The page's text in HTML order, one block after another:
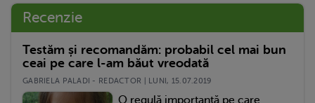
Recenzie
Testăm și recomandăm: probabil cel mai bun
ceai pe care l-am băut vreodată
GABRIELA PALADI - REDACTOR | LUNI, 15.07.2019
O regulă importantă pe care